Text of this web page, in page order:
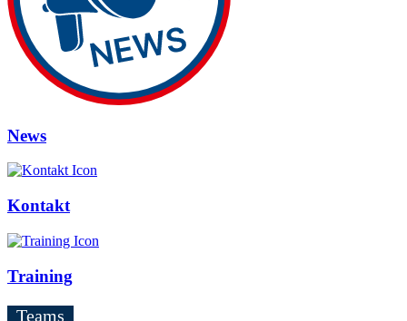
News
Kontakt
Training
Teams